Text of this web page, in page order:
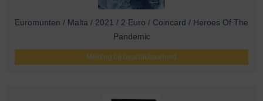
Euromunten / Malta / 2021 / 2 Euro / Coincard / Heroes Of The
Pandemic
Melding bij beschikbaarheid